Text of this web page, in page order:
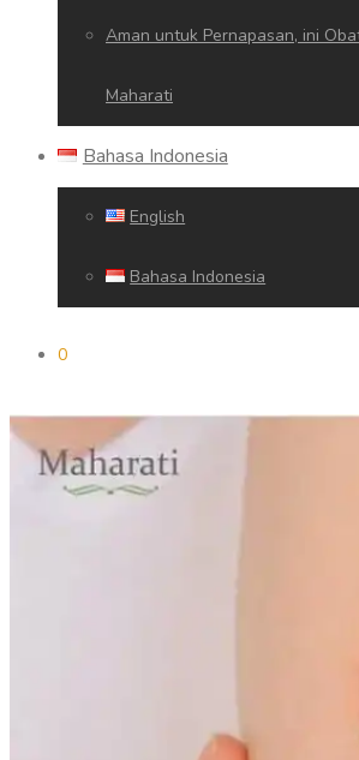
Aman untuk Pernapasan, ini
Maharati
Bahasa Indonesia
English
Bahasa Indonesia
0